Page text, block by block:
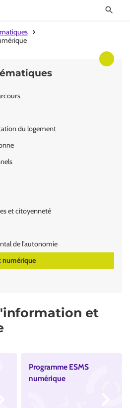
du logement
et citoyenneté
de l'autonomie
numérique
et
Programme ESMS
numérique